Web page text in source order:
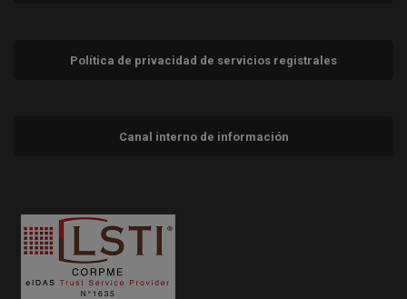
Política de privacidad de servicios registrales
Canal interno de información